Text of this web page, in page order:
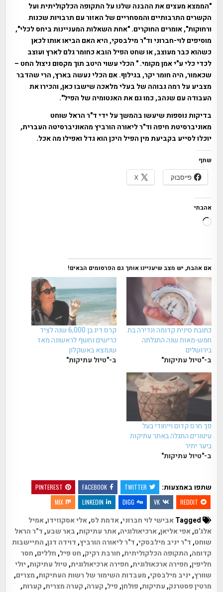
"הממצא מעצים את ההבנה שלנו על התקופה הכלקוליתית ועל
הקשרים התרבותיים והמסחריים של האזור עם תרבויות שכנות
ורחוקות", אומרים החוקרים. "אחת השאלות המעניינות ביחס לכלי",
מוסיפים לוי-חברוני וד"ר מילבסקי, היא האם הביאו אותו לכאן
כשהוא כבר מעוצב, או שחט הפיל הובא כחומר גלם לארץ ועוצב
לכדי כלי ע"י אמן מקומי. " הכלי עשוי היטב תוך מקסום ניצול החט –
שכאמור, היה חומר יקר, בגילוף. אם הכלי נעשה בארץ, הרי שהדבר
מצביע על רמה גבוהה של בעלי מלאכה שישבו כאן, והכירו את
העבודה עם שנהב, כמו גם את האנטומיה של הפיל".
בדיקות נוספות שיעשו בהמשך על ידי ד"ר הראל שוחט
מאוניברסיטת חיפה וד"ר ליאורה הורביץ מהאוניברסיטה העברית,
יוכלו לסייע בקביעת מין הפיל היכן הוא גדל ואפילו מה אכל.
שתף
פייסבוק
X
אהבתי
טוען...
אם אהבת, יש מצב שיעניינו אותך גם הפרסומים הבאים!
כתובת סינית קדומה ונדירה בת
חמש-מאות שנה התגלתה
בירושלים
ב-"טיול עתיקות"
קרס דיג בן 6,000 שנה לציד
כרישים נחשף לראשונה מאז
שנמצא באשקלון
ב-"טיול עתיקות"
פך חרס קדום וייחודי בעל
עיטורים התגלה באתר עתיקות
ביער יתיר
ב-"טיול עתיקות"
שתפו באמצעות: TWITTER
FACEBOOK
PINTEREST
REDDIT
VK
DIGG
LINKEDIN
MIX
אבישי לוי חברוני,אדמת לס,אלי אסקוזידו,אמיל
אלג'ם,אפי אליאן,ארכיאולוגיה,אתר עתיקות,באר שבע,ד"ר הראל
שוחט,ד"ר יניב מילבסקי,ד"ר ליאורה הורביץ,דוידה דגן,התיישבות
קדומה,התקופה הכלקוליתית,חורבת רקיק,חט פיל,חללים,חסר
חליפין,חפירה ארכאולוגית,חפירה ארכיאולוגית,טיול עתיקות,יולי
שוורץ,יניב מילבסקי,מעבדות השימור של רשות העתיקות,מצרים,
מרטין פסטרנק,עתיקות,פולחן,פיל,קערה,קערה מצרית,קערות,